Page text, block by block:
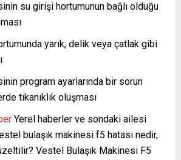
su girişi hortumunun bağlı olduğu
yarık, delik veya çatlak gibi
program ayarlarında bir sorun
tıkanıklık oluşması
Yerel haberler ve sondaki ailesi
bulaşık makinesi f5 hatası nedir,
Vestel Bulaşık Makinesi F5